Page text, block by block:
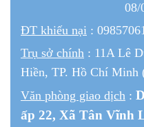
08/
ĐT khiếu nại :
Trụ sở chính : 11A Lê
Hiền, TP. Hồ Chí Minh
Văn phòng giao dịch :
ấp 22, Xã Tân Vĩnh